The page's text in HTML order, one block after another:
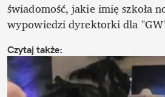
świadomość, jakie imię szkoła
wypowiedzi dyrektorki dla
Czytaj także: